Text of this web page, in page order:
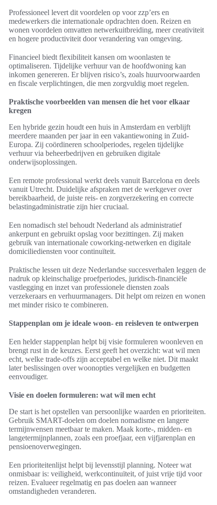
Professioneel levert dit voordelen op voor zzp’ers en
medewerkers die internationale opdrachten doen. Reizen en
wonen voordelen omvatten netwerkuitbreiding, meer creativiteit
en hogere productiviteit door verandering van omgeving.
Financieel biedt flexibiliteit kansen om woonlasten te
optimaliseren. Tijdelijke verhuur van de hoofdwoning kan
inkomen genereren. Er blijven risico’s, zoals huurvoorwaarden
en fiscale verplichtingen, die men zorgvuldig moet regelen.
Praktische voorbeelden van mensen die het voor elkaar
kregen
Een hybride gezin houdt een huis in Amsterdam en verblijft
meerdere maanden per jaar in een vakantiewoning in Zuid-
Europa. Zij coördineren schoolperiodes, regelen tijdelijke
verhuur via beheerbedrijven en gebruiken digitale
onderwijsoplossingen.
Een remote professional werkt deels vanuit Barcelona en deels
vanuit Utrecht. Duidelijke afspraken met de werkgever over
bereikbaarheid, de juiste reis- en zorgverzekering en correcte
belastingadministratie zijn hier cruciaal.
Een nomadisch stel behoudt Nederland als administratief
ankerpunt en gebruikt opslag voor bezittingen. Zij maken
gebruik van internationale coworking-netwerken en digitale
domiciliediensten voor continuïteit.
Praktische lessen uit deze Nederlandse succesverhalen leggen de
nadruk op kleinschalige proefperiodes, juridisch-financiële
vastlegging en inzet van professionele diensten zoals
verzekeraars en verhuurmanagers. Dit helpt om reizen en wonen
met minder risico te combineren.
Stappenplan om je ideale woon- en reisleven te ontwerpen
Een helder stappenplan helpt bij visie formuleren woonleven en
brengt rust in de keuzes. Eerst geeft het overzicht: wat wil men
echt, welke trade-offs zijn acceptabel en welke niet. Dit maakt
later beslissingen over woonopties vergelijken en budgetten
eenvoudiger.
Visie en doelen formuleren: wat wil men echt
De start is het opstellen van persoonlijke waarden en prioriteiten.
Gebruik SMART-doelen om doelen nomadisme en langere
termijnwensen meetbaar te maken. Maak korte-, midden- en
langetermijnplannen, zoals een proefjaar, een vijfjarenplan en
pensioenoverwegingen.
Een prioriteitenlijst helpt bij levensstijl planning. Noteer wat
onmisbaar is: veiligheid, werkcontinuïteit, of juist vrije tijd voor
reizen. Evalueer regelmatig en pas doelen aan wanneer
omstandigheden veranderen.